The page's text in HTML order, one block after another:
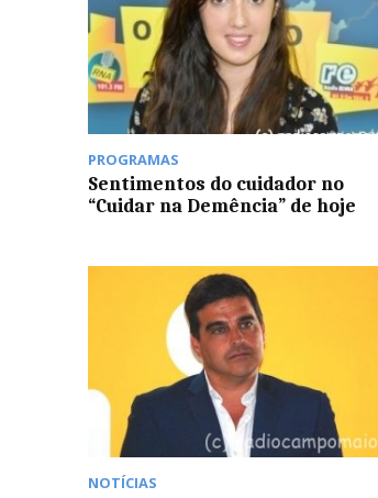
PROGRAMAS
Sentimentos do cuidador no
“Cuidar na Demência” de hoje
NOTÍCIAS